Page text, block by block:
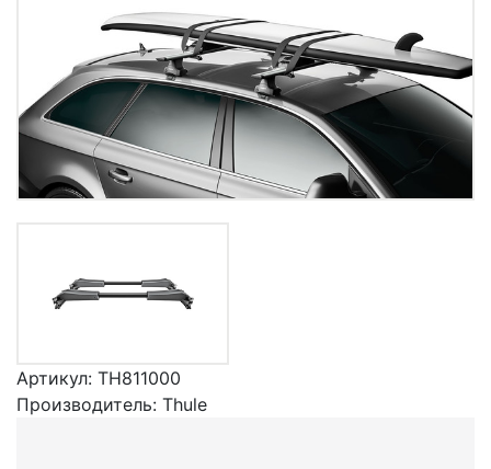
Артикул: TH811000
Производитель: Thule